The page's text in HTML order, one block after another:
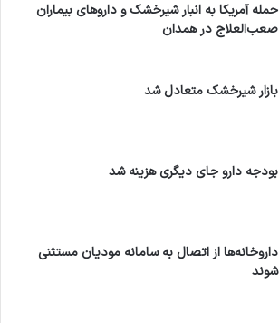
حمله آمریکا به انبار شیرخشک و داروهای بیماران
صعب‌العلاج در همدان
بازار شیرخشک متعادل شد
بودجه دارو جای دیگری هزینه شد
داروخانه‌ها از اتصال به سامانه مودیان مستثنی
شوند